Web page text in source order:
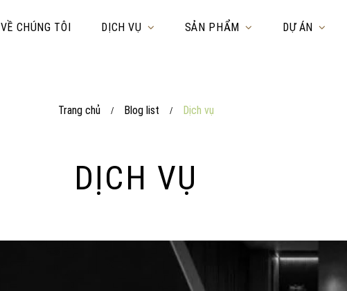
VỀ CHÚNG TÔI DỊCH VỤ SẢN PHẨM DỰ ÁN
Trang chủ / Blog list / Dịch vụ
DỊCH VỤ